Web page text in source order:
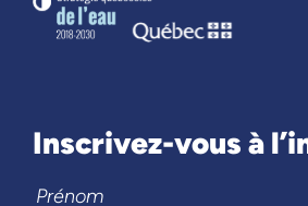
Inscrivez-vous à